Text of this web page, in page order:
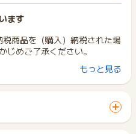
ます
商品を（購入）納税された場
じめご了承ください。
物かごに追加した商品は、ポ
タウン⇒楽天市場⇒買い物か
もっと見る